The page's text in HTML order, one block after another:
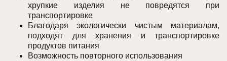
хрупкие изделия не повредятся при
транспортировке
Благодаря экологически чистым материалам,
подходят для хранения и транспортировке
продуктов питания
Возможность повторного использования